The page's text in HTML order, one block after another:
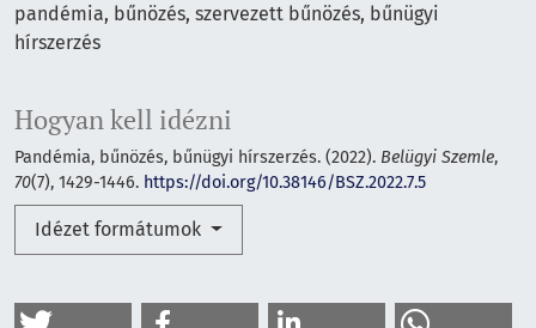
pandémia bűnözés szervezett bűnözés bűnügyi
hírszerzés
Hogyan kell idézni
Pandémia, bűnözés, bűnügyi hírszerzés. (2022). Belügyi Szemle,
70(7), 1429-1446. https://doi.org/10.38146/BSZ.2022.7.5
Idézet formátumok